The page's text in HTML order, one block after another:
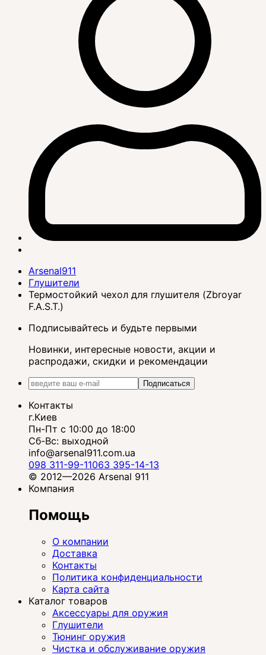
Arsenal911
Глушители
Термостойкий чехол для глушителя (Zbroyar
F.A.S.T.)
Подписывайтесь и будьте первыми
Новинки, интересные новости, акции и
распродажи, скидки и рекомендации
Подписаться
Контакты
г.Киев
Пн-Пт с 10:00 до 18:00
Сб-Вс: выходной
info@arsenal911.com.ua
098 311-99-11063 395-14-13
© 2012—2026 Arsenal 911
Компания
Помощь
О компании
Доставка
Контакты
Политика конфиденциальности
Карта сайта
Каталог товаров
Аксессуары для оружия
Глушители
Тюнинг оружия
Чистка и обслуживание оружия